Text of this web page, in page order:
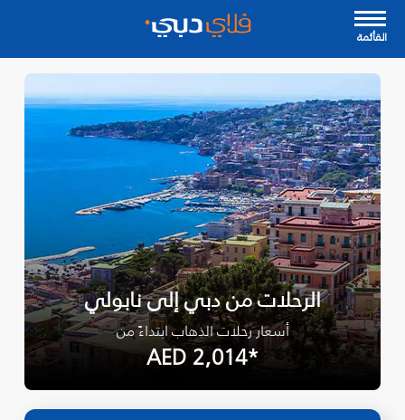
القأئمة
الرحلات من دبي إلى نابولي
أسعار رحلات الذهاب ابتداءً من
*AED 2,014